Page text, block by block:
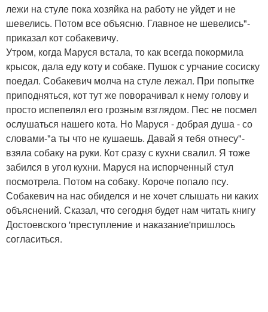
лежи на стуле пока хозяйка на работу не уйдет и не
шевелись. Потом все объясню. Главное не шевелись"-
приказал кот собакевичу.
Утром, когда Маруся встала, то как всегда покормила
крысок, дала еду коту и собаке. Пушок с урчание сосиску
поедал. Собакевич молча на стуле лежал. При попытке
приподняться, кот тут же поворачивал к нему голову и
просто испепелял его грозным взглядом. Пес не посмел
ослушаться нашего кота. Но Маруся - добрая душа - со
словами-"а ты что не кушаешь. Давай я тебя отнесу"-
взяла собаку на руки. Кот сразу с кухни свалил. Я тоже
забился в угол кухни. Маруся на испорченный стул
посмотрела. Потом на собаку. Короче попало псу.
Собакевич на нас обиделся и не хочет слышать ни каких
объяснений. Сказал, что сегодня будет нам читать книгу
Достоевского 'преступление и наказание'пришлось
согласиться.